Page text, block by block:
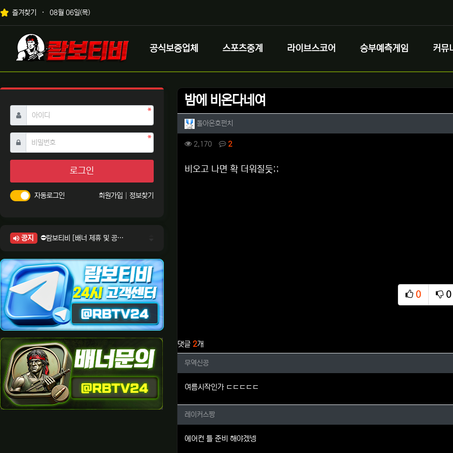
상단 네비
즐겨찾기 08월 06일(목)
메인 메뉴
로고
공식보증업체 스포츠중계 라이브스코어 승부예측게임 커뮤
밤에 비온다네여
작성자 정보
돌아온호펀치
컨텐츠 정보
2,170조회 2댓글
본문
비오고 나면 확 더워질듯;;
0
추천
0
비
댓글 2개
무역신공님의 댓글
무역신공
여름시작인가 ㄷㄷㄷㄷㄷ
레이커스짱님의 댓글
레이커스짱
에어컨 틀 준비 해야겠넹
아이디 필수
비밀번호필수
로그인
자동로그인 회원가입 정보찾기
공지
⛔람보티비 [배너 제휴 및 공식 입점 문의 안내]
⛔람보티비 [정회원 등급UP! 안내사항]
⛔람보티비 [채팅방 이용시 주의사항]
⛔람보티비 [공식보증업체 안내]